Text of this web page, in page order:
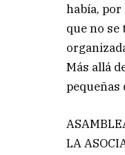
había,
que no se
Más allá
pequeñas
LA